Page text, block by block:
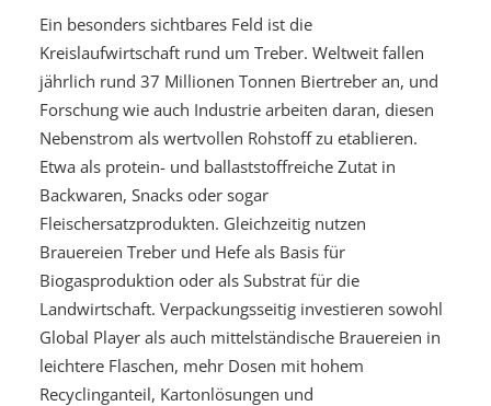
Ein besonders sichtbares Feld ist die
Kreislaufwirtschaft rund um Treber. Weltweit fallen
jährlich rund 37 Millionen Tonnen Biertreber an, und
Forschung wie auch Industrie arbeiten daran, diesen
Nebenstrom als wertvollen Rohstoff zu etablieren.
Etwa als protein- und ballaststoffreiche Zutat in
Backwaren, Snacks oder sogar
Fleischersatzprodukten. Gleichzeitig nutzen
Brauereien Treber und Hefe als Basis für
Biogasproduktion oder als Substrat für die
Landwirtschaft. Verpackungsseitig investieren sowohl
Global Player als auch mittelständische Brauereien in
leichtere Flaschen, mehr Dosen mit hohem
Recyclinganteil, Kartonlösungen und